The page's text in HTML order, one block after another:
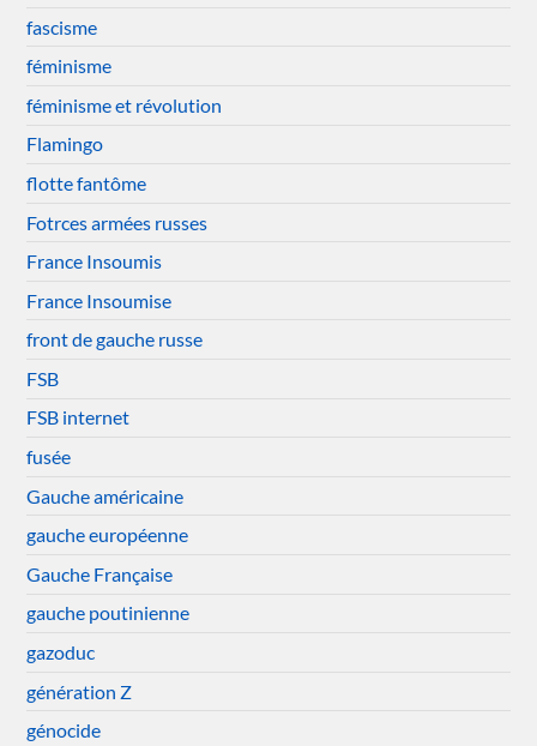
fascisme
féminisme
féminisme et révolution
Flamingo
flotte fantôme
Fotrces armées russes
France Insoumis
France Insoumise
front de gauche russe
FSB
FSB internet
fusée
Gauche américaine
gauche européenne
Gauche Française
gauche poutinienne
gazoduc
génération Z
génocide